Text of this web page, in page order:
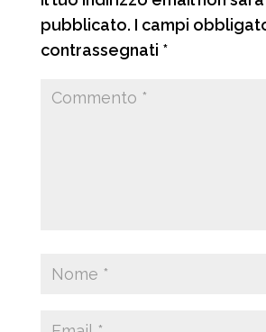
pubblicato. I campi
contrassegnati *